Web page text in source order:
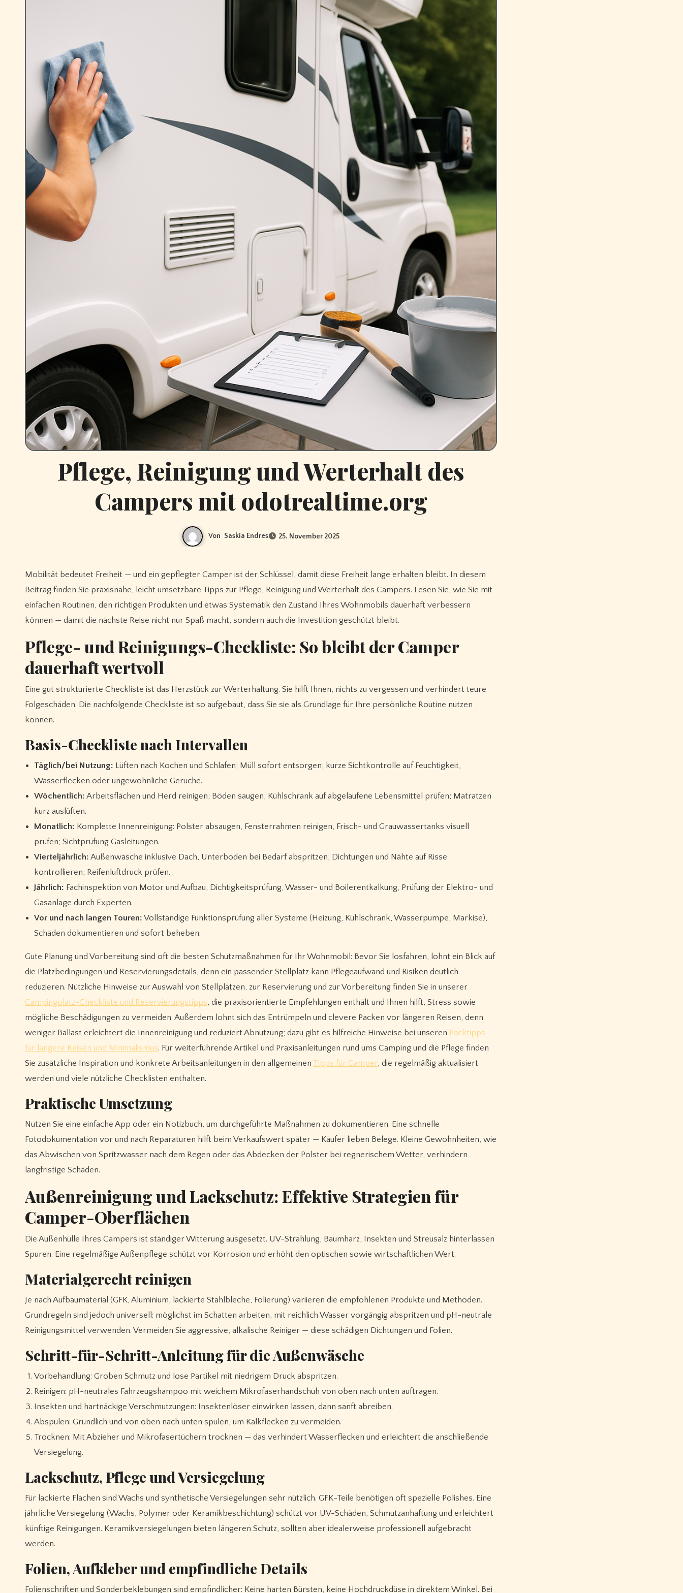
Pflege, Reinigung und Werterhalt des
Campers mit odotrealtime.org
Von Saskia Endres 25. November 2025
Mobilität bedeutet Freiheit — und ein gepflegter Camper ist der Schlüssel, damit diese Freiheit lange erhalten bleibt. In diesem
Beitrag finden Sie praxisnahe, leicht umsetzbare Tipps zur Pflege, Reinigung und Werterhalt des Campers. Lesen Sie, wie Sie mit
einfachen Routinen, den richtigen Produkten und etwas Systematik den Zustand Ihres Wohnmobils dauerhaft verbessern
können — damit die nächste Reise nicht nur Spaß macht, sondern auch die Investition geschützt bleibt.
Pflege- und Reinigungs-Checkliste: So bleibt der Camper
dauerhaft wertvoll
Eine gut strukturierte Checkliste ist das Herzstück zur Werterhaltung. Sie hilft Ihnen, nichts zu vergessen und verhindert teure
Folgeschäden. Die nachfolgende Checkliste ist so aufgebaut, dass Sie sie als Grundlage für Ihre persönliche Routine nutzen
können.
Basis-Checkliste nach Intervallen
Täglich/bei Nutzung: Lüften nach Kochen und Schlafen; Müll sofort entsorgen; kurze Sichtkontrolle auf Feuchtigkeit,
Wasserflecken oder ungewöhnliche Gerüche.
Wöchentlich: Arbeitsflächen und Herd reinigen; Böden saugen; Kühlschrank auf abgelaufene Lebensmittel prüfen; Matratzen
kurz auslüften.
Monatlich: Komplette Innenreinigung: Polster absaugen, Fensterrahmen reinigen, Frisch- und Grauwassertanks visuell
prüfen; Sichtprüfung Gasleitungen.
Vierteljährlich: Außenwäsche inklusive Dach, Unterboden bei Bedarf abspritzen; Dichtungen und Nähte auf Risse
kontrollieren; Reifenluftdruck prüfen.
Jährlich: Fachinspektion von Motor und Aufbau, Dichtigkeitsprüfung, Wasser- und Boilerentkalkung, Prüfung der Elektro- und
Gasanlage durch Experten.
Vor und nach langen Touren: Vollständige Funktionsprüfung aller Systeme (Heizung, Kühlschrank, Wasserpumpe, Markise),
Schäden dokumentieren und sofort beheben.
Gute Planung und Vorbereitung sind oft die besten Schutzmaßnahmen für Ihr Wohnmobil: Bevor Sie losfahren, lohnt ein Blick auf
die Platzbedingungen und Reservierungsdetails, denn ein passender Stellplatz kann Pflegeaufwand und Risiken deutlich
reduzieren. Nützliche Hinweise zur Auswahl von Stellplätzen, zur Reservierung und zur Vorbereitung finden Sie in unserer
Campingplatz-Checkliste und Reservierungstipps , die praxisorientierte Empfehlungen enthält und Ihnen hilft, Stress sowie
mögliche Beschädigungen zu vermeiden. Außerdem lohnt sich das Entrümpeln und clevere Packen vor längeren Reisen, denn
weniger Ballast erleichtert die Innenreinigung und reduziert Abnutzung; dazu gibt es hilfreiche Hinweise bei unseren Packtipps
für längere Reisen und Minimalismus. Für weiterführende Artikel und Praxisanleitungen rund ums Camping und die Pflege finden
Sie zusätzliche Inspiration und konkrete Arbeitsanleitungen in den allgemeinen Tipps für Camper, die regelmäßig aktualisiert
werden und viele nützliche Checklisten enthalten.
Praktische Umsetzung
Nutzen Sie eine einfache App oder ein Notizbuch, um durchgeführte Maßnahmen zu dokumentieren. Eine schnelle
Fotodokumentation vor und nach Reparaturen hilft beim Verkaufswert später — Käufer lieben Belege. Kleine Gewohnheiten, wie
das Abwischen von Spritzwasser nach dem Regen oder das Abdecken der Polster bei regnerischem Wetter, verhindern
langfristige Schäden.
Außenreinigung und Lackschutz: Effektive Strategien für
Camper-Oberflächen
Die Außenhülle Ihres Campers ist ständiger Witterung ausgesetzt. UV-Strahlung, Baumharz, Insekten und Streusalz hinterlassen
Spuren. Eine regelmäßige Außenpflege schützt vor Korrosion und erhöht den optischen sowie wirtschaftlichen Wert.
Materialgerecht reinigen
Je nach Aufbaumaterial (GFK, Aluminium, lackierte Stahlbleche, Folierung) variieren die empfohlenen Produkte und Methoden.
Grundregeln sind jedoch universell: möglichst im Schatten arbeiten, mit reichlich Wasser vorgängig abspritzen und pH-neutrale
Reinigungsmittel verwenden. Vermeiden Sie aggressive, alkalische Reiniger — diese schädigen Dichtungen und Folien.
Schritt-für-Schritt-Anleitung für die Außenwäsche
Vorbehandlung: Groben Schmutz und lose Partikel mit niedrigem Druck abspritzen.
Reinigen: pH-neutrales Fahrzeugshampoo mit weichem Mikrofaserhandschuh von oben nach unten auftragen.
Insekten und hartnäckige Verschmutzungen: Insektenlöser einwirken lassen, dann sanft abreiben.
Abspülen: Gründlich und von oben nach unten spülen, um Kalkflecken zu vermeiden.
Trocknen: Mit Abzieher und Mikrofasertüchern trocknen — das verhindert Wasserflecken und erleichtert die anschließende
Versiegelung.
Lackschutz, Pflege und Versiegelung
Für lackierte Flächen sind Wachs und synthetische Versiegelungen sehr nützlich. GFK-Teile benötigen oft spezielle Polishes. Eine
jährliche Versiegelung (Wachs, Polymer oder Keramikbeschichtung) schützt vor UV-Schäden, Schmutzanhaftung und erleichtert
künftige Reinigungen. Keramikversiegelungen bieten längeren Schutz, sollten aber idealerweise professionell aufgebracht
werden.
Folien, Aufkleber und empfindliche Details
Folienschriften und Sonderbeklebungen sind empfindlicher: Keine harten Bürsten, keine Hochdruckdüse in direktem Winkel. Bei